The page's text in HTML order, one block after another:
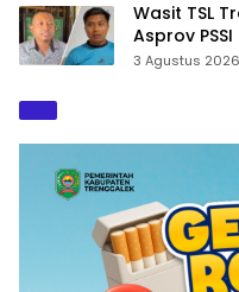
Wasit TSL
Asprov
Tugas di
3 Agustus 2026